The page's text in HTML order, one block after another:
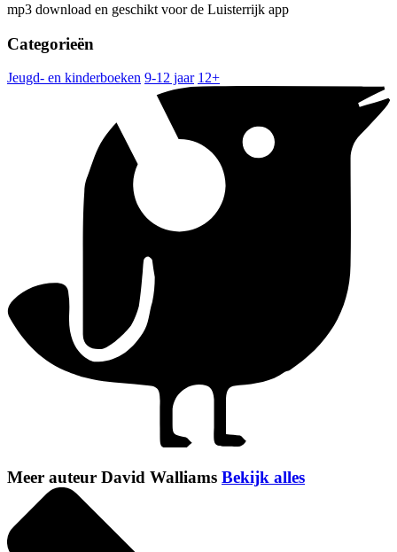
mp3 download en geschikt voor de Luisterrijk app
Categorieën
Jeugd- en kinderboeken 9-12 jaar 12+
Meer auteur David Walliams Bekijk alles